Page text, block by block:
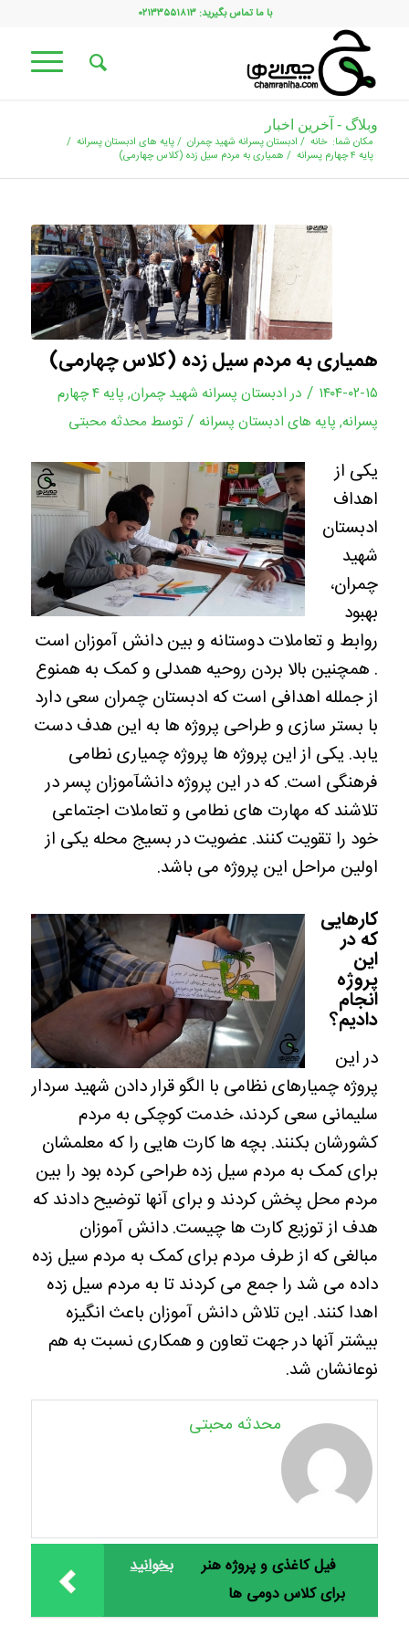
با ما تماس بگیرید: ۰۲۱۳۳۵۵۱۸۱۳
وبلاگ - آخرین اخبار
مکان شما: خانه / ادبستان پسرانه شهید چمران /پایه های ادبستان پسرانه /
پایه ۴ چهارم پسرانه
/ همیاری به مردم سیل زده (کلاس چهارمی)
همیاری به مردم سیل زده (کلاس چهارمی)
۱۴۰۴-۰۲-۱۵ / در ادبستان پسرانه شهید چمران,
پایه ۴ چهارم
پسرانه, پایه های ادبستان پسرانه / توسط محدثه محبتی
یکی از
اهداف
ادبستان
شهید
چمران،
بهبود
روابط و تعاملات دوستانه و بین دانش آموزان است
. همچنین بالا بردن روحیه همدلی و کمک به همنوع
از جملله اهدافی است که ادبستان چمران سعی دارد
با بستر سازی و طراحی پروژه ها به این هدف دست
یابد. یکی از این پروژه ها پروژه چمیاری نطامی
فرهنگی است. که در این پروژه دانشآموزان پسر در
تلاشند که مهارت های نطامی و تعاملات اجتماعی
خود را تقویت کنند. عضویت در بسیج محله یکی از
اولین مراحل این پروژه می باشد.
کارهایی
که در
این
پروژه
انجام
دادیم؟
در این
پروژه چمیارهای نظامی با الگو قرار دادن شهید سردار
سلیمانی سعی کردند، خدمت کوچکی به مردم
کشورشان بکنند. بچه ها کارت هایی را که معلمشان
برای کمک به مردم سیل زده طراحی کرده بود را بین
مردم محل پخش کردند و برای آنها توضیح دادند که
هدف از توزیع کارت ها چیست. دانش آموزان
مبالغی که از طرف مردم برای کمک به مردم سیل زده
داده می شد را جمع می کردند تا به مردم سیل زده
اهدا کنند. این تلاش دانش آموزان باعث انگیزه
بیشتر آنها در جهت تعاون و همکاری نسبت به هم
نوعانشان شد.
محدثه محبتی
بخوانید
فیل کاغذی و پروژه هنر
برای کلاس دومی ها